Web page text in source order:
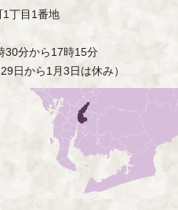
丁目1番地
分から17時15分
日から1月3日は休み）